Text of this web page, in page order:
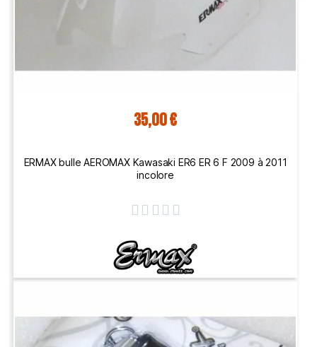
35,00 €
ERMAX bulle AEROMAX Kawasaki ER6 ER 6 F 2009 à 2011
incolore
    